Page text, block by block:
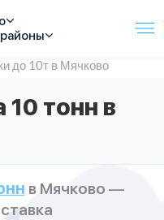
до 10т в Мячково
10 тонн в
в Мячково —